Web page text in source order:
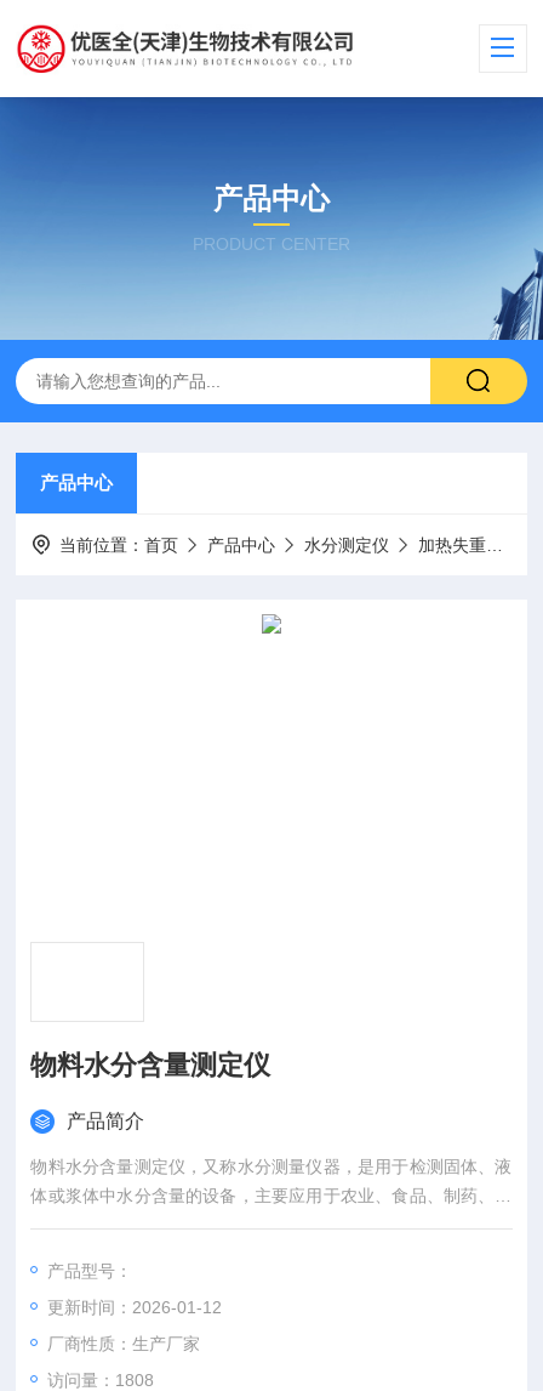
产品中心
PRODUCT CENTER
产品中心
当前位置：首页 产品中心 水分测定仪 加热失重法
物料水分含量测定仪
产品简介
物料水分含量测定仪，又称水分测量仪器，是用于检测固体、液
体或浆体中水分含量的设备，主要应用于农业、食品、制药、化
工、环保等领域，以确保产品质量和生产效率。产品类型包括卤
精准测量与现场快速检测需求。通过加热失重法就行冻干制品的
含水率测定。
产品型号：
更新时间：2026-01-12
厂商性质：生产厂家
访问量：1808